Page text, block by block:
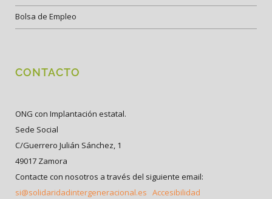
Bolsa de Empleo
CONTACTO
ONG con Implantación estatal.
Sede Social
C/Guerrero Julián Sánchez, 1
49017 Zamora
Contacte con nosotros a través del siguiente email:
si@solidaridadintergeneracional.es Accesibilidad